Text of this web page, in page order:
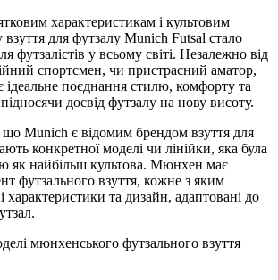
характеристикам і культовим
для футзалу Munich Futsal стало
футзалістів у всьому світі. Незалежно від
спортсмен, чи пристрасний аматор,
ідеальне поєднання стилю, комфорту та
досвід футзалу на нову висоту.
Munich є відомим брендом взуття для
конкретної моделі чи лінійки, яка була
як найбільш культова. Мюнхен має
футзального взуття, кожне з яким
характеристики та дизайн, адаптовані до
мюнхенського футзального взуття